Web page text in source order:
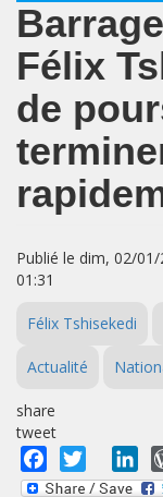
Félix
de
Publié le dim, 02/
01:31
Félix Tshisekedi
Actualité
share
tweet
Facebook
Twitter